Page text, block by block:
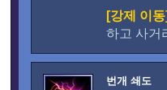
[강제 이
하고 사거
번개 쇄도